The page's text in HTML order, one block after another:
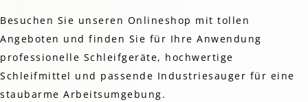
Besuchen Sie unseren Onlineshop mit tollen
Angeboten und finden Sie für Ihre Anwendung
professionelle Schleifgeräte, hochwertige
Schleifmittel und passende Industriesauger für eine
staubarme Arbeitsumgebung.